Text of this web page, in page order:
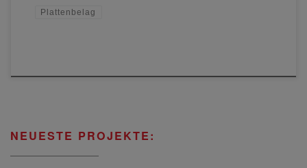
Plattenbelag
NEUESTE PROJEKTE: